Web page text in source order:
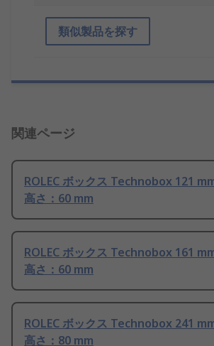
類似製品を探す
関連ページ
ROLEC ボックス Technobox 121
高さ：60 mm
ROLEC ボックス Technobox 161
高さ：60 mm
ROLEC ボックス Technobox 241
高さ：80 mm